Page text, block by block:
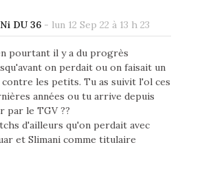
DU 36- lun 12 Sep 22 à 13 h 23
pourtant il y a du progrès
on perdait ou on faisait un
contre les petits. Tu as suivit l'ol ces
années ou tu arrive depuis
par le TGV ??
d'ailleurs qu'on perdait avec
et Slimani comme titulaire